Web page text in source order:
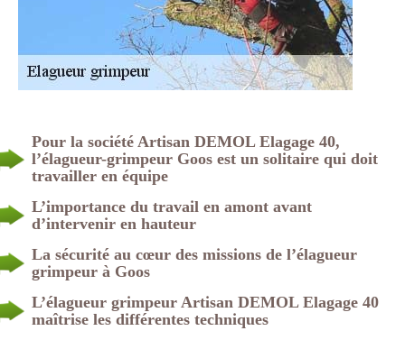
Pour la société Artisan DEMOL Elagage 40,
l’élagueur-grimpeur Goos est un solitaire qui doit
travailler en équipe
L’importance du travail en amont avant
d’intervenir en hauteur
La sécurité au cœur des missions de l’élagueur
grimpeur à Goos
L’élagueur grimpeur Artisan DEMOL Elagage 40
maîtrise les différentes techniques